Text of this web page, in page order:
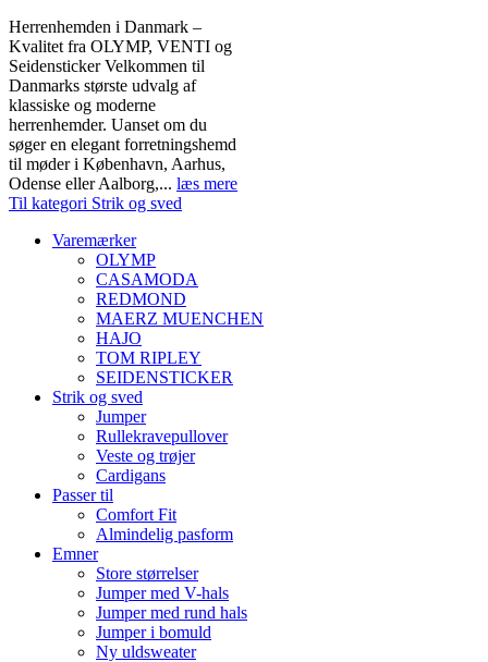
Herrenhemden i Danmark –
Kvalitet fra OLYMP, VENTI og
Seidensticker Velkommen til
Danmarks største udvalg af
klassiske og moderne
herrenhemder. Uanset om du
søger en elegant forretningshemd
til møder i København, Aarhus,
Odense eller Aalborg,... læs mere
Til kategori Strik og sved
Varemærker
OLYMP
CASAMODA
REDMOND
MAERZ MUENCHEN
HAJO
TOM RIPLEY
SEIDENSTICKER
Strik og sved
Jumper
Rullekravepullover
Veste og trøjer
Cardigans
Passer til
Comfort Fit
Almindelig pasform
Emner
Store størrelser
Jumper med V-hals
Jumper med rund hals
Jumper i bomuld
Ny uldsweater